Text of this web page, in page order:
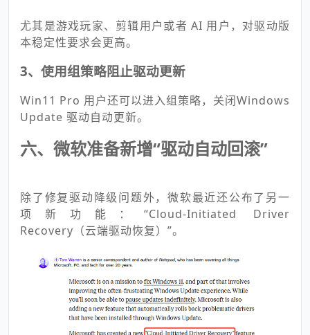
尤其是游戏玩家、剪辑用户或者 AI 用户，对驱动版
本稳定性要求会更高。
3、使用组策略阻止驱动更新
Win11 Pro 用户还可以进入组策略，关闭Windows
Update 驱动自动更新。
六、微软准备新增“驱动自动回滚”
除了修复驱动降级问题外，微软最近还公布了另一
项新功能：“Cloud-Initiated Driver
Recovery（云端驱动恢复）”。